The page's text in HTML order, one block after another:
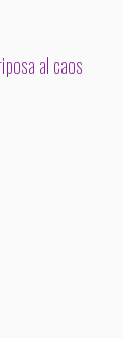
al caos